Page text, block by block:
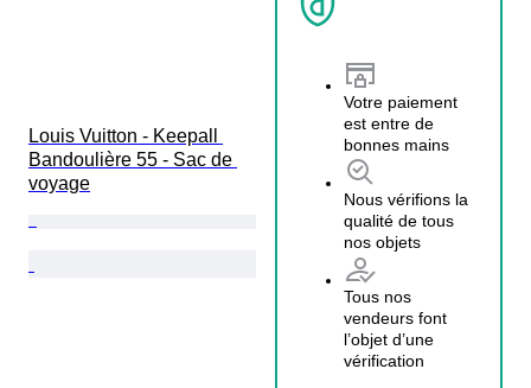
Votre paiement
est entre de
bonnes mains
Nous vérifions la
qualité de tous
nos objets
Tous nos
vendeurs font
l’objet d’une
vérification
Louis Vuitton - Keepall
Bandoulière 55 - Sac de
voyage